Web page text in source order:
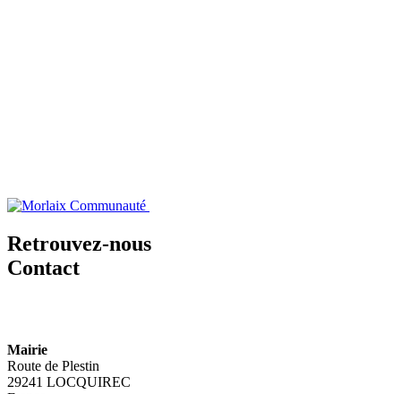
Retrouvez-nous
Contact
Mairie
Route de Plestin
29241 LOCQUIREC